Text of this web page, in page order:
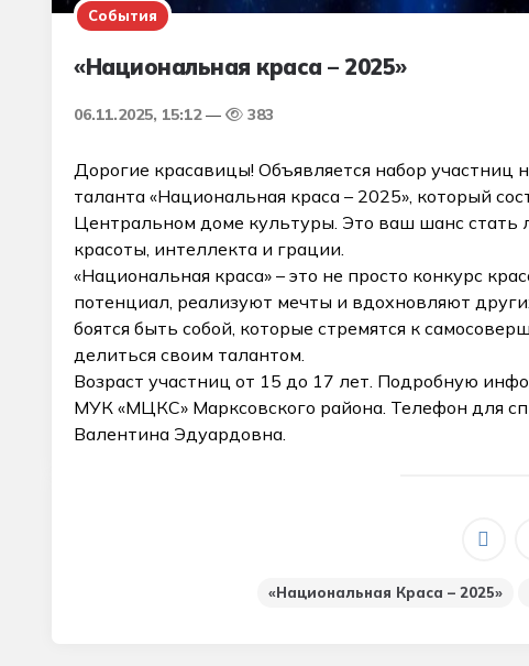
События
«Национальная краса – 2025»
06.11.2025, 15:12 383
Дорогие красавицы! Объявляется набор
таланта «Национальная краса – 2025», который
Центральном доме культуры. Это ваш шанс стать
красоты, интеллекта и грации.
«Национальная краса» – это не просто конкурс
потенциал, реализуют мечты и вдохновляют
боятся быть собой, которые стремятся к
делиться своим талантом.
Возраст участниц от 15 до 17 лет. Подробную
МУК «МЦКС» Марксовского района. Телефон для
Валентина Эдуардовна.
«Национальная Краса – 2025»